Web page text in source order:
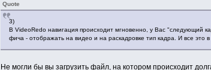
Quote
3)
В VideoRedo навигация происходит мгновенно, у Вас "следующий
фича - отображать на видео и на раскадровке тип кадра. И все это
Не могли бы вы загрузить файл, на котором происходит